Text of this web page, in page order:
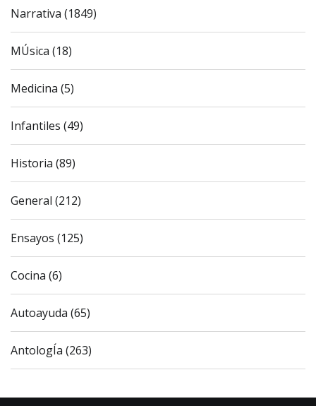
Narrativa (1849)
MÚsica (18)
Medicina (5)
Infantiles (49)
Historia (89)
General (212)
Ensayos (125)
Cocina (6)
Autoayuda (65)
AntologÍa (263)